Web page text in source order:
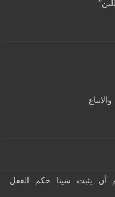
أن يثبت شيئا حكم العقل